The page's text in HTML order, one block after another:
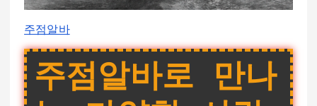
주점알바
주점알바로 만나